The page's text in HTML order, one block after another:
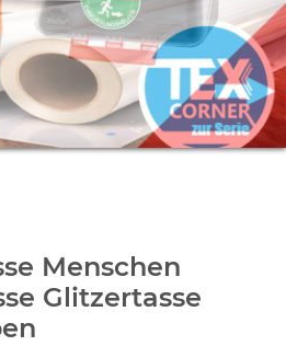
Menschen
Glitzertasse